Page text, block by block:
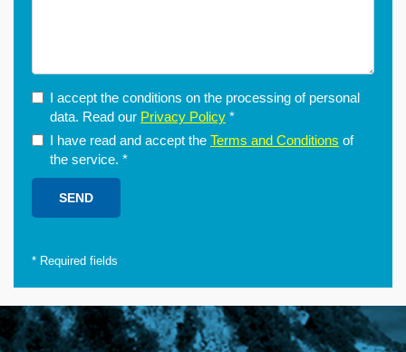
I accept the conditions on the processing of personal
data. Read our Privacy Policy *
I have read and accept the Terms and Conditions of
the service. *
* Required fields